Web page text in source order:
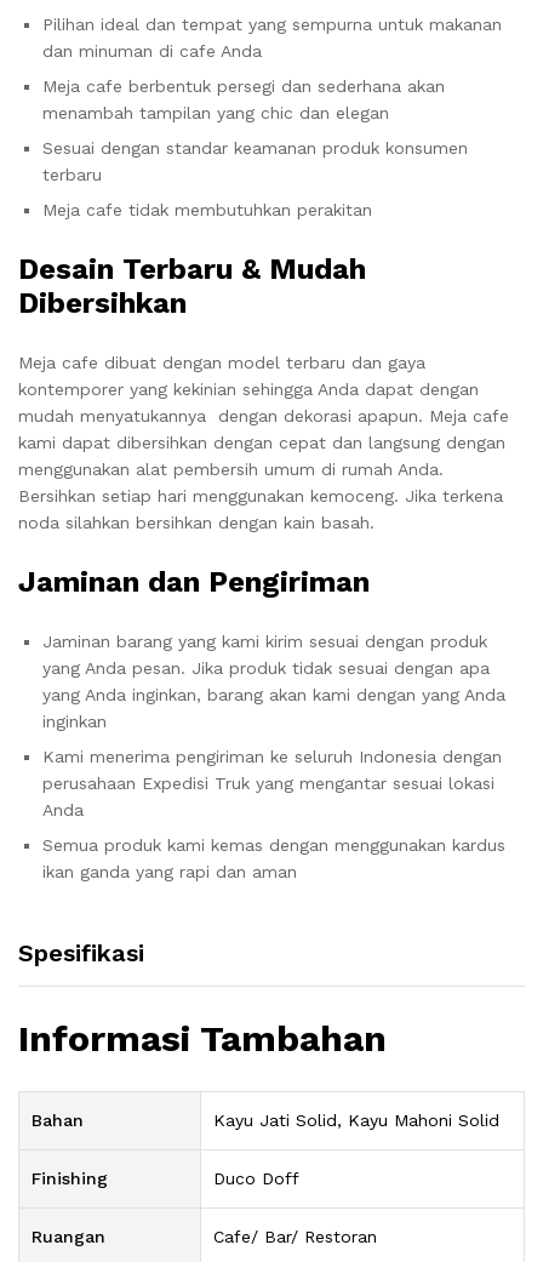
Pilihan ideal dan tempat yang sempurna untuk makanan
dan minuman di cafe Anda
Meja cafe berbentuk persegi dan sederhana akan
menambah tampilan yang chic dan elegan
Sesuai dengan standar keamanan produk konsumen
terbaru
Meja cafe tidak membutuhkan perakitan
Desain Terbaru & Mudah
Dibersihkan
Meja cafe dibuat dengan model terbaru dan gaya
kontemporer yang kekinian sehingga Anda dapat dengan
mudah menyatukannya dengan dekorasi apapun. Meja cafe
kami dapat dibersihkan dengan cepat dan langsung dengan
menggunakan alat pembersih umum di rumah Anda.
Bersihkan setiap hari menggunakan kemoceng. Jika terkena
noda silahkan bersihkan dengan kain basah.
Jaminan dan Pengiriman
Jaminan barang yang kami kirim sesuai dengan produk
yang Anda pesan. Jika produk tidak sesuai dengan apa
yang Anda inginkan, barang akan kami dengan yang Anda
inginkan
Kami menerima pengiriman ke seluruh Indonesia dengan
perusahaan Expedisi Truk yang mengantar sesuai lokasi
Anda
Semua produk kami kemas dengan menggunakan kardus
ikan ganda yang rapi dan aman
Spesifikasi
Informasi Tambahan
Bahan Kayu Jati Solid, Kayu Mahoni Solid
Finishing Duco Doff
Ruangan Cafe/ Bar/ Restoran